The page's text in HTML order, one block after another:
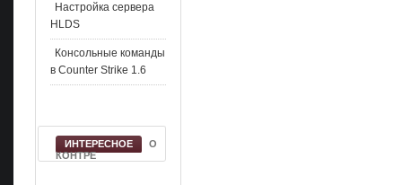
Настройка сервера
HLDS
Консольные команды
в Counter Strike 1.6
ИНТЕРЕСНОЕ
О
КОНТРЕ